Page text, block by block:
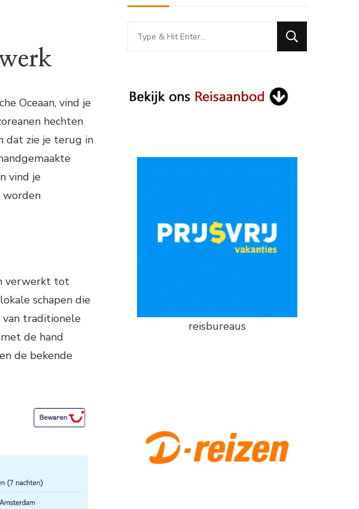
Oceaan, vind je
hechten
dat zie je terug in
vind je
worden
verwerkt tot
schapen die
van traditionele
de hand
de bekende
Looking
for
reisbureaus